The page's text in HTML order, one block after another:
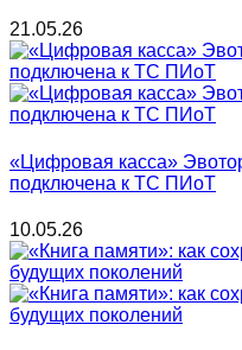
21.05.26
«Цифровая касса»
подключена к ТС ПИоТ
10.05.26